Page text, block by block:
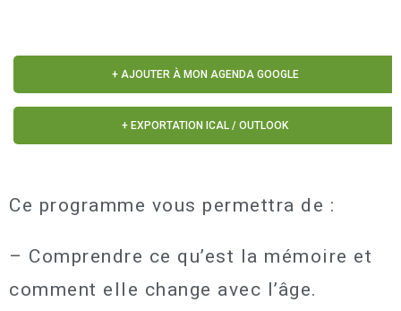
+ AJOUTER À MON AGENDA GOOGLE
+ EXPORTATION ICAL / OUTLOOK
Ce programme vous permettra de :
– Comprendre ce qu’est la mémoire et
comment elle change avec l’âge.